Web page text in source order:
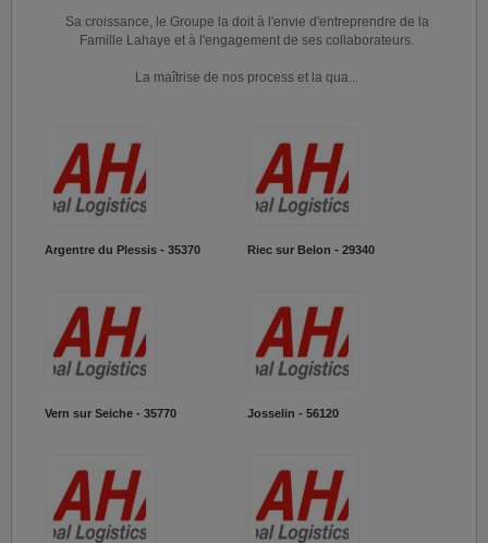
Sa croissance, le Groupe la doit à l'envie d'entreprendre de la
Famille Lahaye et à l'engagement de ses collaborateurs.
La maîtrise de nos process et la qua...
Argentre du Plessis - 35370 Riec sur Belon - 29340
Vern sur Seiche - 35770 Josselin - 56120